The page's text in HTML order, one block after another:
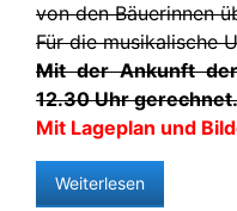
von den Bäuerinnen
Für die musikalische
Mit der Ankunft
12.30 Uhr gerechnet.
Mit Lageplan und
Weiterlesen